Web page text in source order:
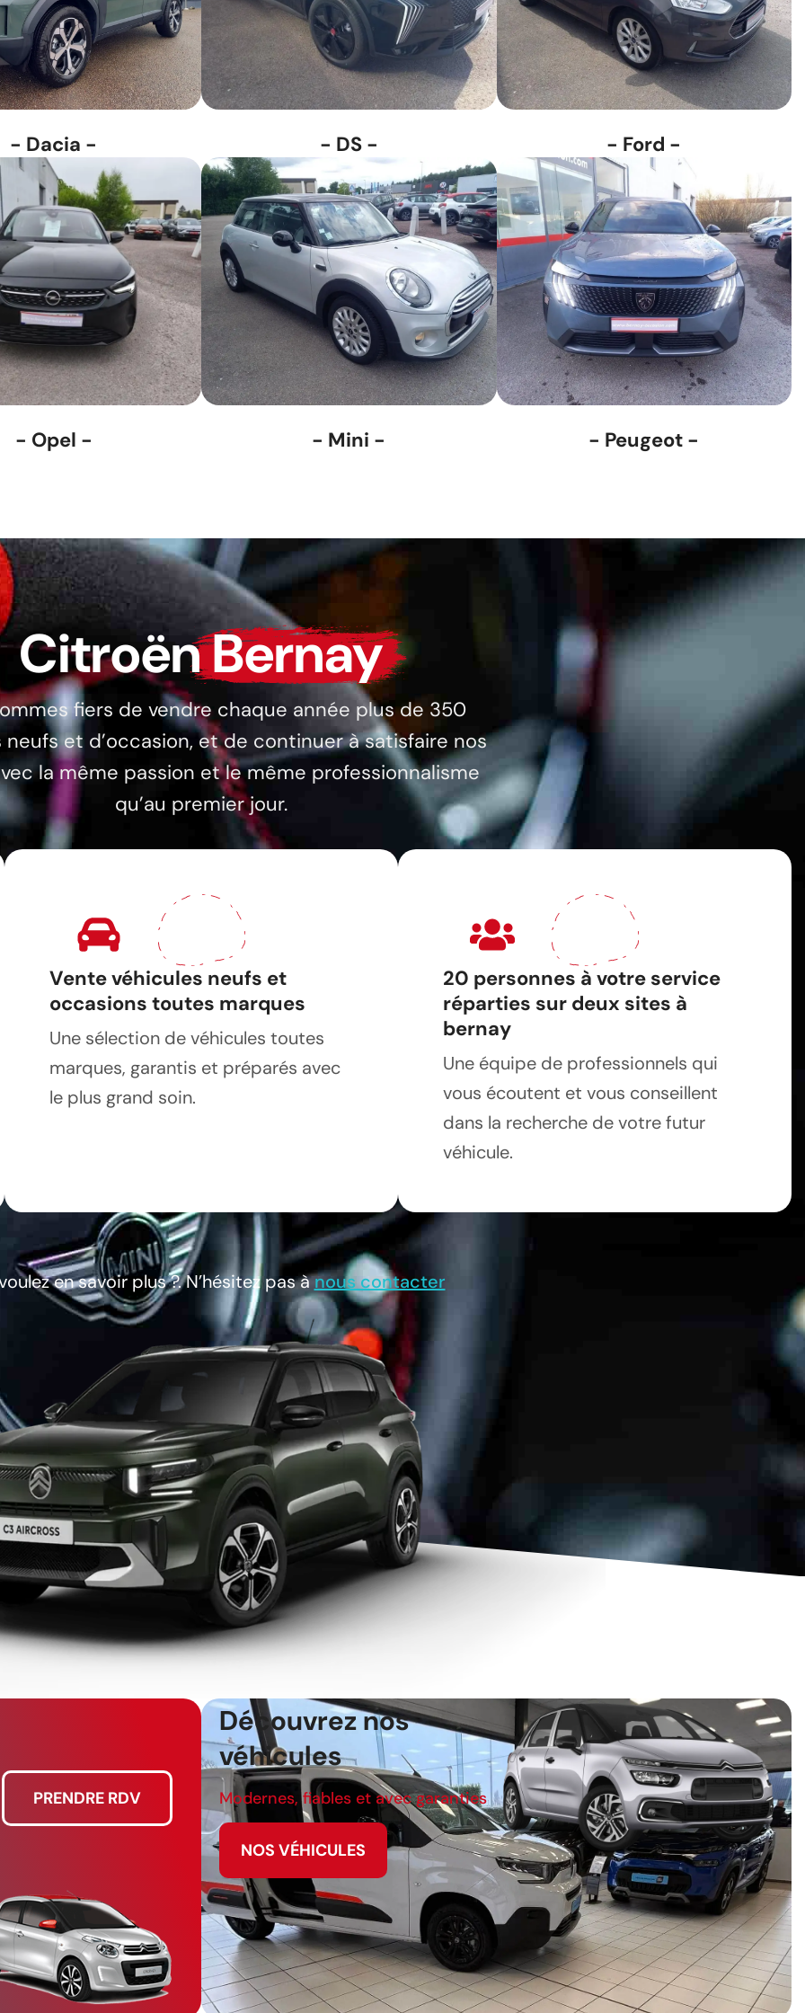
- Dacia - - DS - - Ford -
- Opel - - Mini - - Peugeot -
CitroënBernay
fiers de vendre chaque année plus de 350
neufs et d’occasion, et de continuer à satisfaire nos
la même passion et le même professionnalisme
qu’au premier jour.
Vente véhicules neufs et
occasions toutes marques
Une sélection de véhicules toutes
marques, garantis et préparés avec
le plus grand soin.
20 personnes à votre service
réparties sur deux sites à
bernay
Une équipe de professionnels qui
vous écoutent et vous conseillent
dans la recherche de votre futur
véhicule.
en savoir plus ?. N’hésitez pas ànous contacter
PRENDRE RDV
Découvrez nos
véhicules
Modernes, fiables et avec garanties
NOS VÉHICULES